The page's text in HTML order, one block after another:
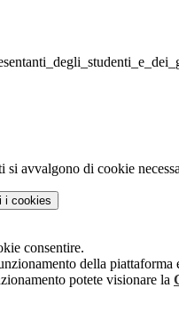
si avvalgono di cookie
i cookies
consentire.
della
potete visionare la